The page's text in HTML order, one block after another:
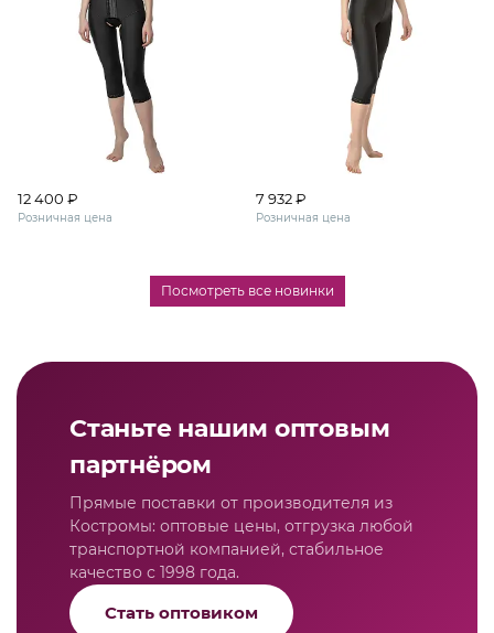
12 400 ₽
Розничная цена
7 932 ₽
Розничная цена
Посмотреть все новинки
Станьте нашим оптовым
партнёром
Прямые поставки от производителя из
Костромы: оптовые цены, отгрузка любой
транспортной компанией, стабильное
качество с 1998 года.
Стать оптовиком